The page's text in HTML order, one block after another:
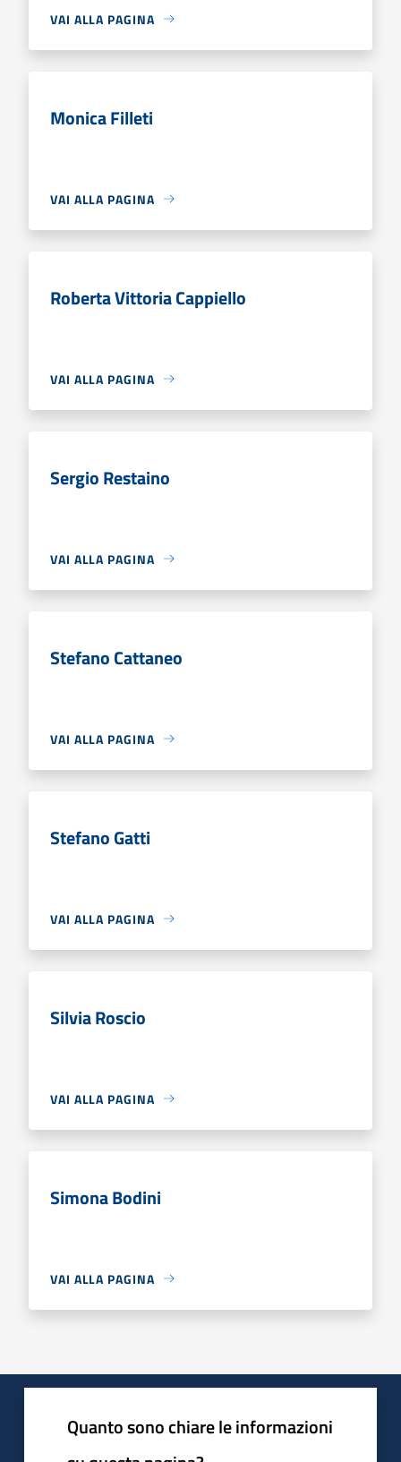
VAI ALLA PAGINA
Monica Filleti
VAI ALLA PAGINA
Roberta Vittoria Cappiello
VAI ALLA PAGINA
Sergio Restaino
VAI ALLA PAGINA
Stefano Cattaneo
VAI ALLA PAGINA
Stefano Gatti
VAI ALLA PAGINA
Silvia Roscio
VAI ALLA PAGINA
Simona Bodini
VAI ALLA PAGINA
Quanto sono chiare le informazioni